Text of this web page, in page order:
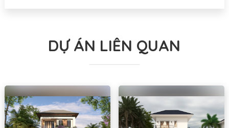
DỰ ÁN LIÊN QUAN